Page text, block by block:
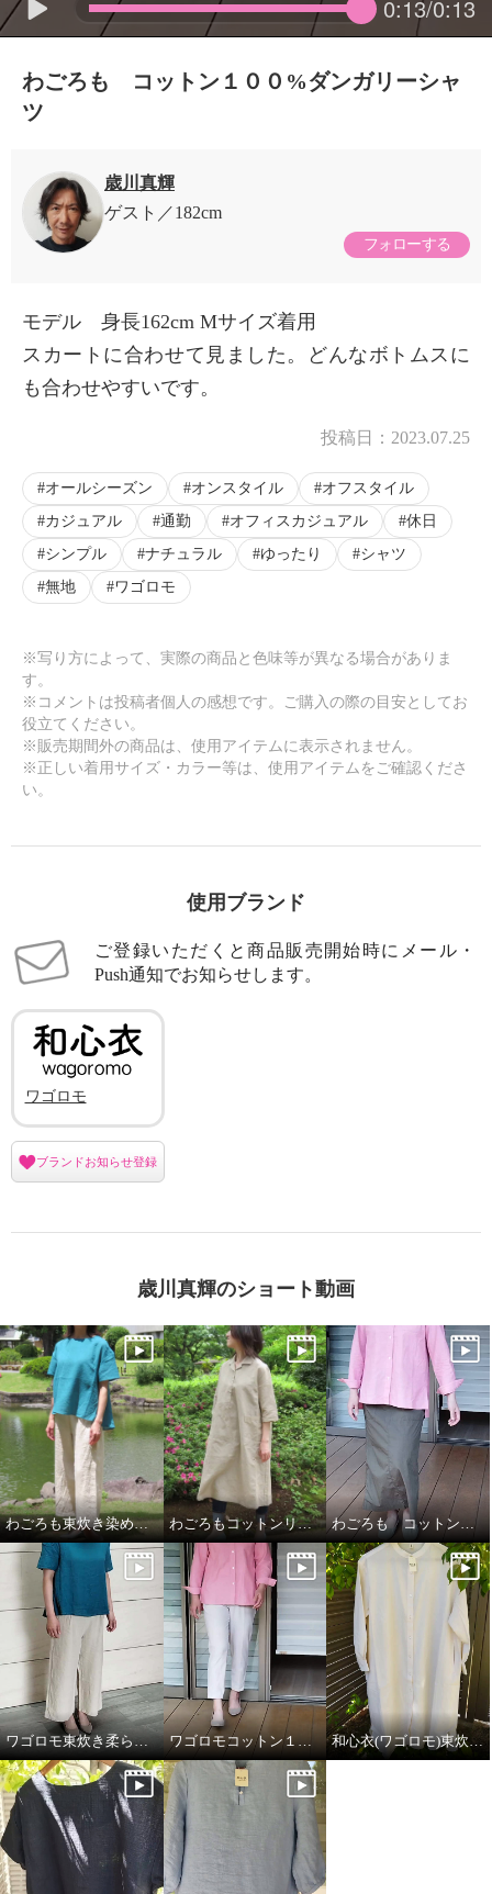
0:13/0:13
わごろも コットン１００%ダンガリーシャ
ツ
歳川真輝
ゲスト
182cm
フォローする
モデル 身長162cm Mサイズ着用
スカートに合わせて見ました。どんなボトムスに
も合わせやすいです。
投稿日： 2023.07.25
オールシーズン オンスタイル
オフスタイル
カジュアル
通勤 オフィスカジュアル
休日
シンプル
ナチュラル ゆったり
シャツ
無地
ワゴロモ
※写り方によって、実際の商品と色味等が異なる場合がありま
す。
※コメントは投稿者個人の感想です。ご購入の際の目安としてお
役立てください。
※販売期間外の商品は、使用アイテムに表示されません。
※正しい着用サイズ・カラー等は、使用アイテムをご確認くださ
い。
使用ブランド
ご登録いただくと商品販売開始時にメール・
Push通知でお知らせします。
ワゴロモ
ブランドお知らせ登録
歳川真輝のショート動画
わごろも東炊き染め綿１００%柔らかガーゼプルオーバー、わごろも東炊き染めリネン１００%リラックスパンツ わごろもコットンリネンダンガリーワンピース わごろも コットン１００%ダンガリーシャツ
ワゴロモ東炊き柔らかガーゼプルオーバー ワゴロモ東炊きリネンリラックスパンツ ワゴロモコットン１００%ダンガリーシャツ 和心衣(ワゴロモ)東炊きローンワンピース